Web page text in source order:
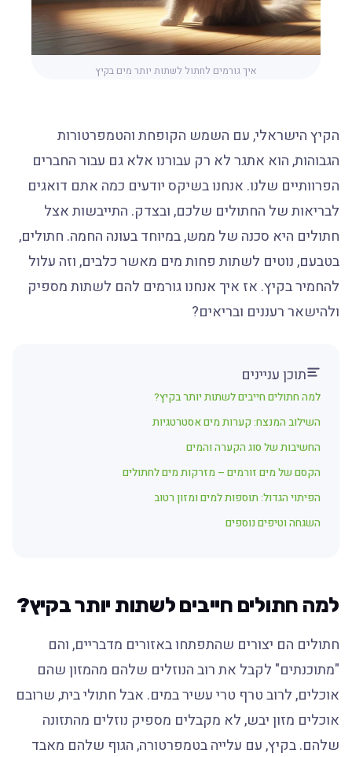
איך גורמים לחתול לשתות יותר מים בקיץ
הקיץ הישראלי, עם השמש הקופחת והטמפרטורות
הגבוהות, הוא אתגר לא רק עבורנו אלא גם עבור החברים
הפרוותיים שלנו. אנחנו בשיקס יודעים כמה אתם דואגים
לבריאות של החתולים שלכם, ובצדק. התייבשות אצל
חתולים היא סכנה של ממש, במיוחד בעונה החמה. חתולים,
בטבעם, נוטים לשתות פחות מים מאשר כלבים, וזה עלול
להחמיר בקיץ. אז איך אנחנו גורמים להם לשתות מספיק
ולהישאר רעננים ובריאים?
תוכן עניינים
למה חתולים חייבים לשתות יותר בקיץ?
השילוב המנצח: קערות מים אסטרטגיות
החשיבות של סוג הקערה והמים
הקסם של מים זורמים – מזרקות מים לחתולים
הפיתוי הגדול: תוספות למים ומזון רטוב
השגחה וטיפים נוספים
למה חתולים חייבים לשתות יותר בקיץ?
חתולים הם יצורים שהתפתחו באזורים מדבריים, והם
"מתוכנתים" לקבל את רוב הנוזלים שלהם מהמזון שהם
אוכלים, לרוב טרף טרי עשיר במים. אבל חתולי בית, שרובם
אוכלים מזון יבש, לא מקבלים מספיק נוזלים מהתזונה
שלהם. בקיץ, עם עלייה בטמפרטורה, הגוף שלהם מאבד